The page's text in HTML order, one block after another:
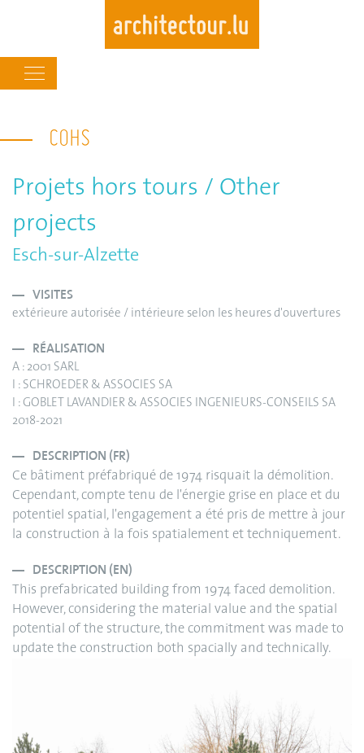
navigation
COHS
Projets hors tours / Other
projects
Esch-sur-Alzette
VISITES
extérieure autorisée / intérieure selon les heures d'ouvertures
RÉALISATION
A : 2001 SARL
I : SCHROEDER & ASSOCIES SA
I : GOBLET LAVANDIER & ASSOCIES INGENIEURS-CONSEILS SA
2018-2021
DESCRIPTION (FR)
Ce bâtiment préfabriqué de 1974 risquait la démolition.
Cependant, compte tenu de l'énergie grise en place et du
potentiel spatial, l'engagement a été pris de mettre à jour
la construction à la fois spatialement et techniquement.
DESCRIPTION (EN)
This prefabricated building from 1974 faced demolition.
However, considering the material value and the spatial
potential of the structure, the commitment was made to
update the construction both spacially and technically.